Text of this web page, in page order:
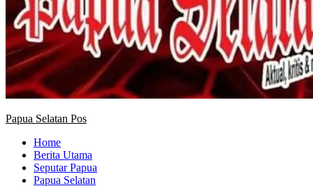
Papua Selatan Pos
Home
Berita Utama
Seputar Papua
Papua Selatan